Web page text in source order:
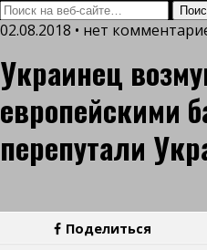
02.08.2018 • нет
Украинец
европейскими
перепутали
Поделиться